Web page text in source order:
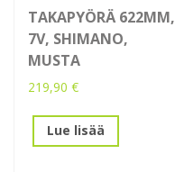
TAKAPYÖRÄ 622MM,
7V, SHIMANO,
MUSTA
219,90 €
Lue lisää